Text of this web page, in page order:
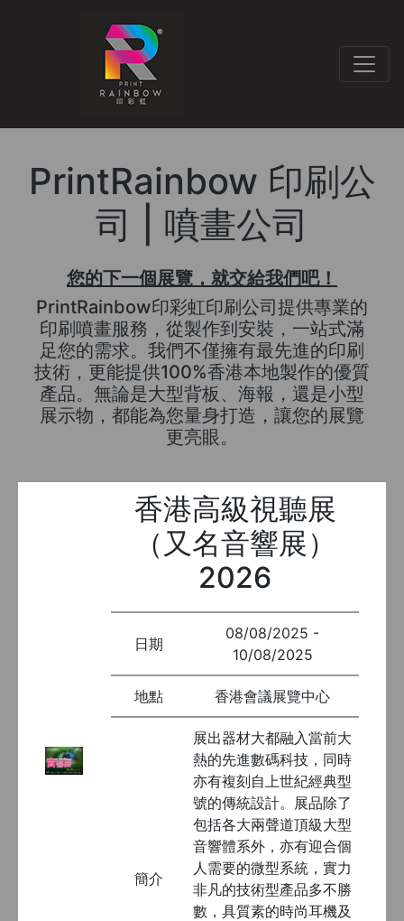
PrintRainbow 印刷公
司 | 噴畫公司
您的下一個展覽，就交給我們吧！
PrintRainbow印彩虹印刷公司提供專業的
印刷噴畫服務，從製作到安裝，一站式滿
足您的需求。我們不僅擁有最先進的印刷
技術，更能提供100%香港本地製作的優質
產品。無論是大型背板、海報，還是小型
展示物，都能為您量身打造，讓您的展覽
更亮眼。
香港高級視聽展
（又名音響展）
2026
日期
08/08/2025 -
10/08/2025
地點 香港會議展覽中心
簡介
展出器材大都融入當前大
熱的先進數碼科技，同時
亦有複刻自上世紀經典型
號的傳統設計。展品除了
包括各大兩聲道頂級大型
音響體系外，亦有迎合個
人需要的微型系統，實力
非凡的技術型產品多不勝
數，具質素的時尚耳機及